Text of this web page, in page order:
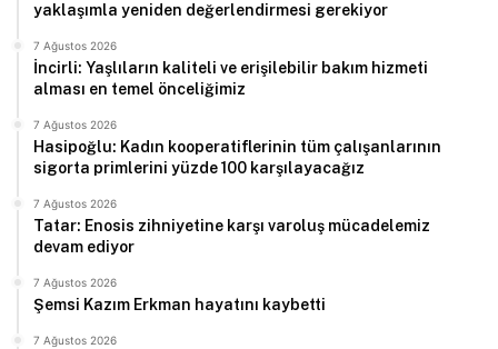
yaklaşımla yeniden değerlendirmesi gerekiyor
7 Ağustos 2026
İncirli: Yaşlıların kaliteli ve erişilebilir bakım hizmeti
alması en temel önceliğimiz
7 Ağustos 2026
Hasipoğlu: Kadın kooperatiflerinin tüm çalışanlarının
sigorta primlerini yüzde 100 karşılayacağız
7 Ağustos 2026
Tatar: Enosis zihniyetine karşı varoluş mücadelemiz
devam ediyor
7 Ağustos 2026
Şemsi Kazım Erkman hayatını kaybetti
7 Ağustos 2026